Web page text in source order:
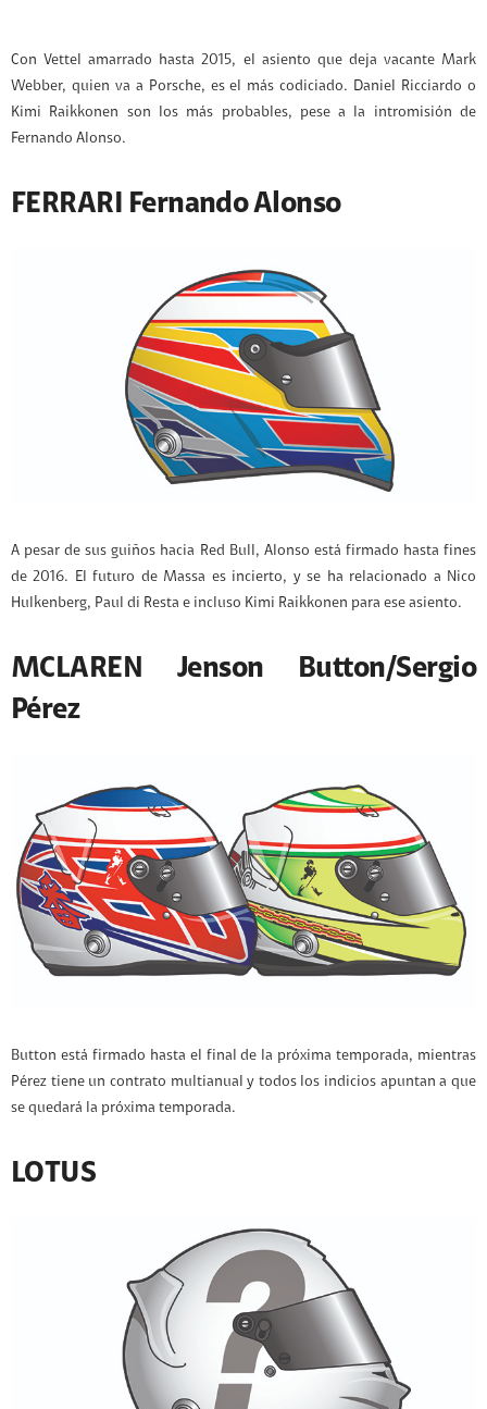
Con Vettel amarrado hasta 2015, el asiento que deja vacante Mark
Webber, quien va a Porsche, es el más codiciado. Daniel Ricciardo o
Kimi Raikkonen son los más probables, pese a la intromisión de
Fernando Alonso.
FERRARI Fernando Alonso
A pesar de sus guiños hacia Red Bull, Alonso está firmado hasta fines
de 2016. El futuro de Massa es incierto, y se ha relacionado a Nico
Hulkenberg, Paul di Resta e incluso Kimi Raikkonen para ese asiento.
MCLAREN Jenson Button/Sergio
Pérez
Button está firmado hasta el final de la próxima temporada, mientras
Pérez tiene un contrato multianual y todos los indicios apuntan a que
se quedará la próxima temporada.
LOTUS